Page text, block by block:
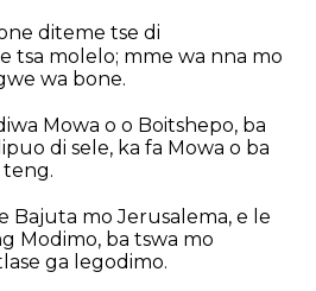
diteme tse di
tsa molelo; mme wa nna mo
wa bone.
Mowa o o Boitshepo, ba
di sele, ka fa Mowa o ba
Bajuta mo Jerusalema, e le
Modimo, ba tswa mo
ga legodimo.